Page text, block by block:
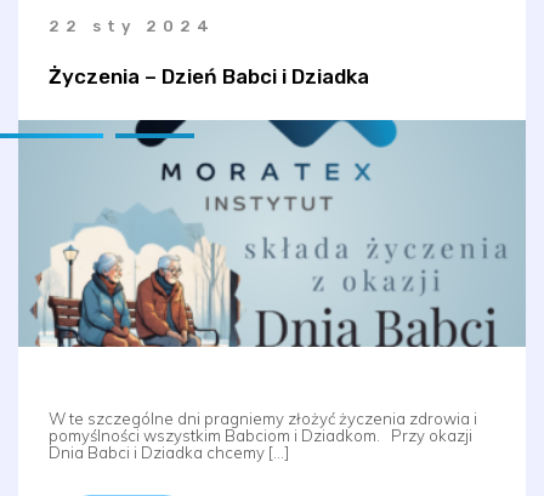
22 sty 2024
Życzenia – Dzień Babci i Dziadka
W te szczególne dni pragniemy złożyć życzenia zdrowia i
pomyślności wszystkim Babciom i Dziadkom. Przy okazji
Dnia Babci i Dziadka chcemy […]